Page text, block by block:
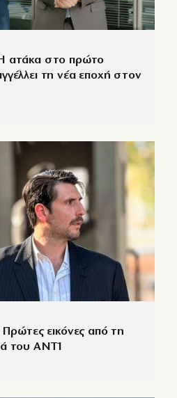
ατάκα στο πρώτο
τη νέα εποχή στον
Πρώτες εικόνες από τη
του ANT1